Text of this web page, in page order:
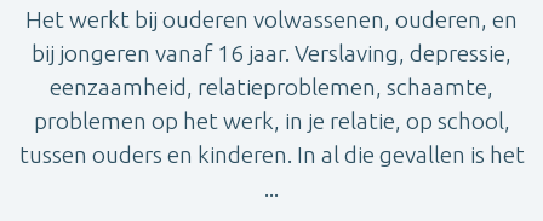
Het werkt bij ouderen volwassenen, ouderen, en
bij jongeren vanaf 16 jaar. Verslaving, depressie,
eenzaamheid, relatieproblemen, schaamte,
problemen op het werk, in je relatie, op school,
tussen ouders en kinderen. In al die gevallen is het
...